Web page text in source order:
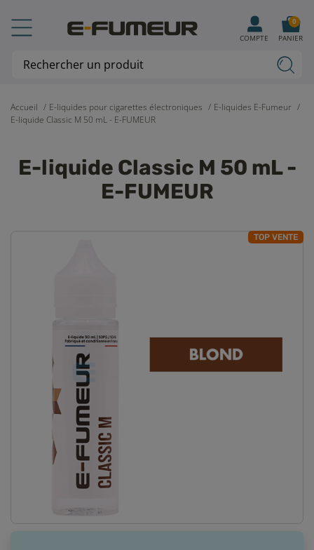
Accueil E-liquides pour cigarettes électroniques
E-liquides E-Fumeur
E-liquide Classic M 50 mL - E-FUMEUR
E-liquide Classic M 50 mL -
E-FUMEUR
TOP VENTE
COMPTE PANIER
0